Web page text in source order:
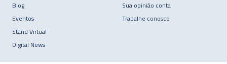
Blog
Eventos
Stand Virtual
Digital News
Sua opinião conta
Trabalhe conosco